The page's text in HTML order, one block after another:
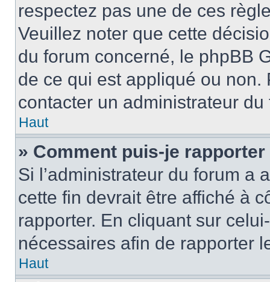
respectez pas une de ces
Veuillez noter que cette
du forum concerné, le phpBB
de ce qui est appliqué ou non.
contacter un administrateur du
Haut
» Comment puis-je
Si l’administrateur du forum a
cette fin devrait être affiché à
rapporter. En cliquant sur
nécessaires afin de rapporter
Haut